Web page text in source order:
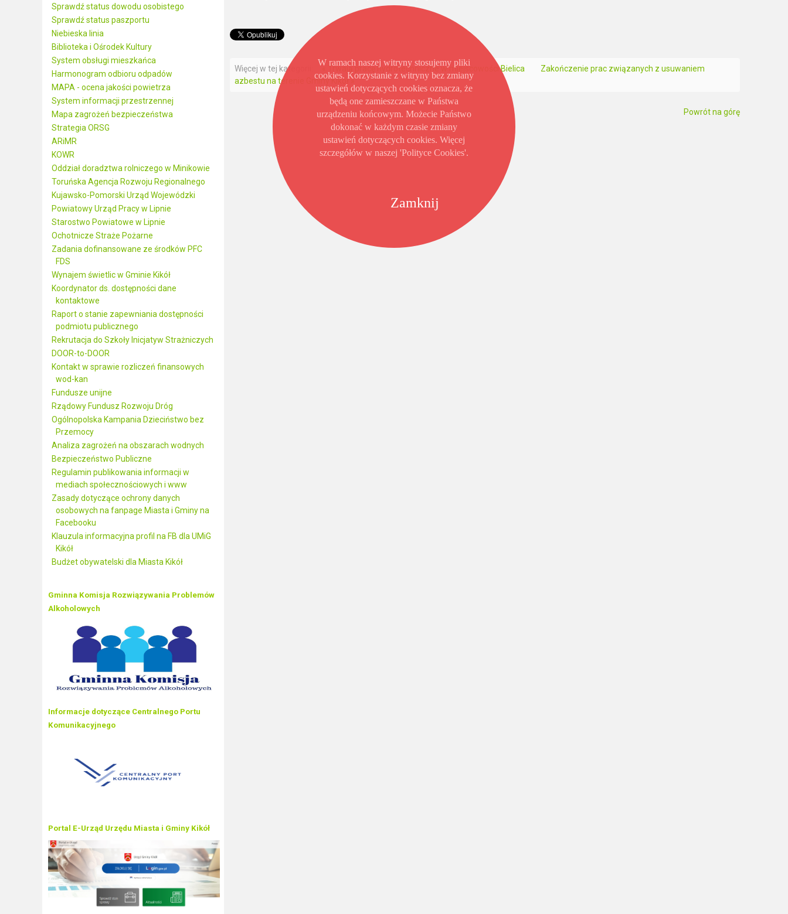
Sprawdź status dowodu osobistego
Sprawdź status paszportu
Niebieska linia
Biblioteka i Ośrodek Kultury
System obsługi mieszkańca
Harmonogram odbioru odpadów
MAPA - ocena jakości powietrza
System informacji przestrzennej
Mapa zagrożeń bezpieczeństwa
Strategia ORSG
ARiMR
KOWR
Oddział doradztwa rolniczego w Minikowie
Toruńska Agencja Rozwoju Regionalnego
Kujawsko-Pomorski Urząd Wojewódzki
Powiatowy Urząd Pracy w Lipnie
Starostwo Powiatowe w Lipnie
Ochotnicze Straże Pożarne
Zadania dofinansowane ze środków PFC
FDS
Wynajem świetlic w Gminie Kikół
Koordynator ds. dostępności dane
kontaktowe
Raport o stanie zapewniania dostępności
podmiotu publicznego
Rekrutacja do Szkoły Inicjatyw Strażniczych
DOOR-to-DOOR
Kontakt w sprawie rozliczeń finansowych
wod-kan
Fundusze unijne
Rządowy Fundusz Rozwoju Dróg
Ogólnopolska Kampania Dzieciństwo bez
Przemocy
Analiza zagrożeń na obszarach wodnych
Bezpieczeństwo Publiczne
Regulamin publikowania informacji w
mediach społecznościowych i www
Zasady dotyczące ochrony danych
osobowych na fanpage Miasta i Gminy na
Facebooku
Klauzula informacyjna profil na FB dla UMiG
Kikół
Budżet obywatelski dla Miasta Kikół
Gminna Komisja Rozwiązywania Problemów
Alkoholowych
Informacje dotyczące Centralnego Portu
Komunikacyjnego
Portal E-Urząd Urzędu Miasta i Gminy Kikół
Więcej w tej kategorii: « Trwają pracę hydrotechniczne w miejscowości Bielica
Zakończenie prac związanych z usuwaniem
azbestu na terenie Gminy Kikół »
Powrót na górę
Zamknij
W ramach naszej witryny stosujemy pliki
cookies. Korzystanie z witryny bez zmiany
ustawień dotyczących cookies oznacza, że
będą one zamieszczane w Państwa
urządzeniu końcowym. Możecie Państwo
dokonać w każdym czasie zmiany
ustawień dotyczących cookies. Więcej
szczegółów w naszej 'Polityce Cookies'.